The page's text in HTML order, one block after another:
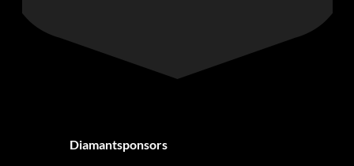
Diamantsponsors